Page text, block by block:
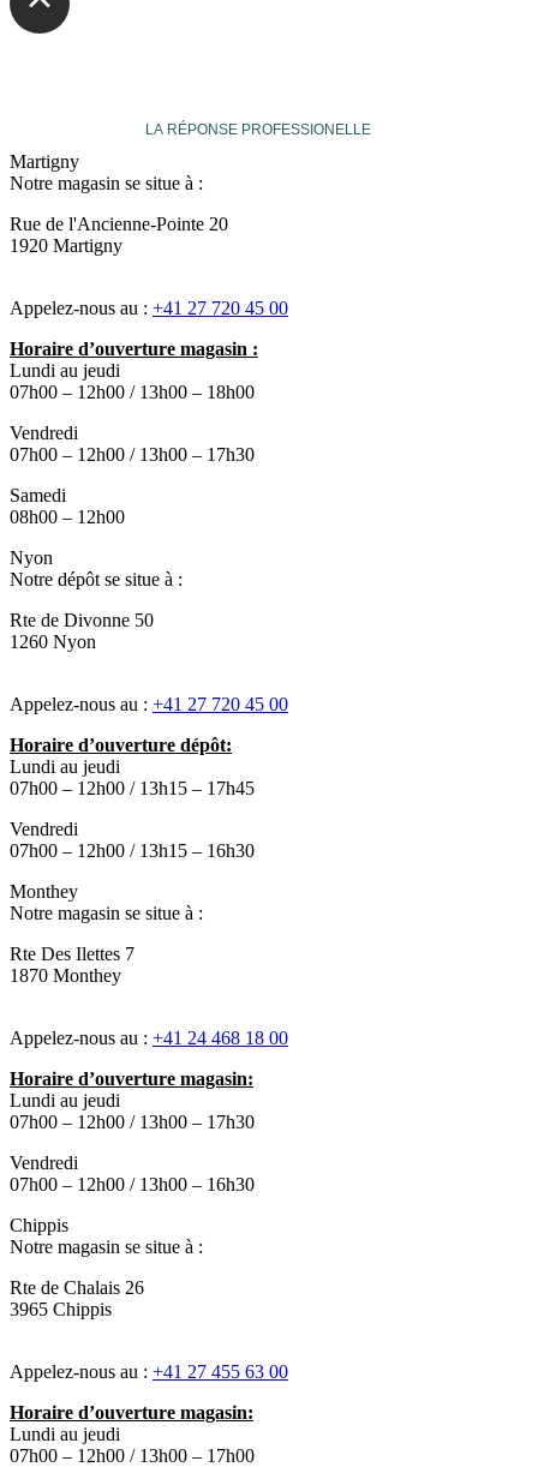
LA RÉPONSE PROFESSIONELLE
Martigny
Notre magasin se situe à :
Rue de l'Ancienne-Pointe 20
1920 Martigny
Appelez-nous au : +41 27 720 45 00
Horaire d’ouverture magasin :
Lundi au jeudi
07h00 – 12h00 / 13h00 – 18h00
Vendredi
07h00 – 12h00 / 13h00 – 17h30
Samedi
08h00 – 12h00
Nyon
Notre dépôt se situe à :
Rte de Divonne 50
1260 Nyon
Appelez-nous au : +41 27 720 45 00
Horaire d’ouverture dépôt:
Lundi au jeudi
07h00 – 12h00 / 13h15 – 17h45
Vendredi
07h00 – 12h00 / 13h15 – 16h30
Monthey
Notre magasin se situe à :
Rte Des Ilettes 7
1870 Monthey
Appelez-nous au : +41 24 468 18 00
Horaire d’ouverture magasin:
Lundi au jeudi
07h00 – 12h00 / 13h00 – 17h30
Vendredi
07h00 – 12h00 / 13h00 – 16h30
Chippis
Notre magasin se situe à :
Rte de Chalais 26
3965 Chippis
Appelez-nous au : +41 27 455 63 00
Horaire d’ouverture magasin:
Lundi au jeudi
07h00 – 12h00 / 13h00 – 17h00